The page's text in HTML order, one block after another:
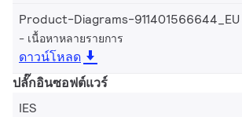
Product-Diagrams-911401566644_EU
เนื้อหาหลายรายการ
ดาวน์โหลด
ปลั๊กอินซอฟต์แวร์
IES